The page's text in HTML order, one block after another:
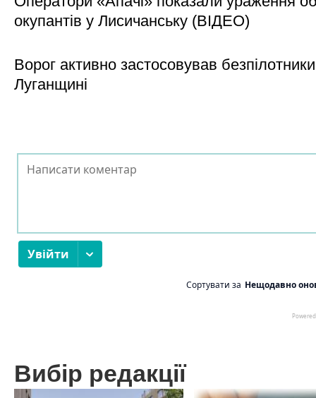
окупантів у Лисичанську (ВІДЕО)
Ворог активно застосовував
Луганщині
Вибір редакції